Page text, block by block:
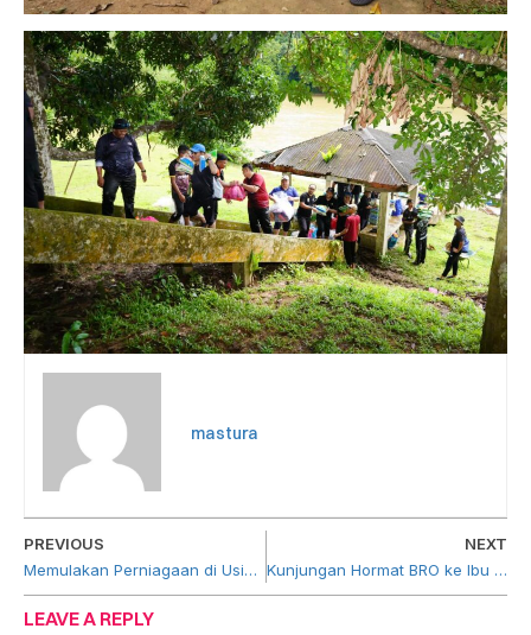
mastura
PREVIOUS
Memulakan Perniagaan di Usia Lanjut
NEXT
Kunjungan Hormat BRO ke Ibu Pejabat PUNB
LEAVE A REPLY